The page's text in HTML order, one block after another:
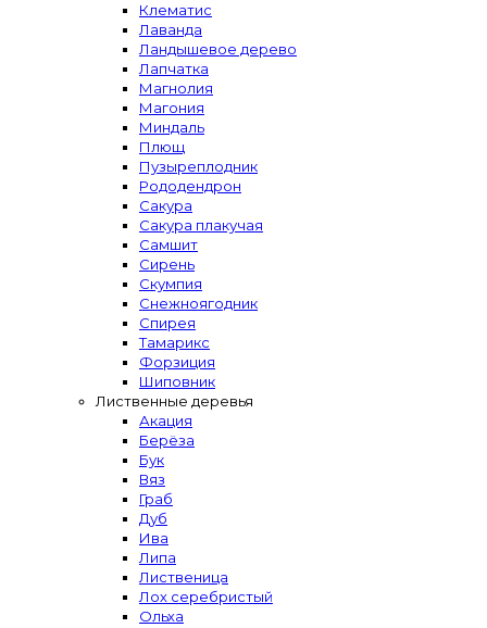
Клематис
Лаванда
Ландышевое дерево
Лапчатка
Магнолия
Магония
Миндаль
Плющ
Пузыреплодник
Рододендрон
Сакура
Сакура плакучая
Самшит
Сирень
Скумпия
Снежноягодник
Спирея
Тамарикс
Форзиция
Шиповник
Лиственные деревья
Акация
Берёза
Бук
Вяз
Граб
Дуб
Ива
Липа
Лиственица
Лох серебристый
Ольха